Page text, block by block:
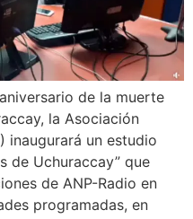
de la muerte
la Asociación
inaugurará un estudio
de Uchuraccay” que
de ANP-Radio en
programadas, en